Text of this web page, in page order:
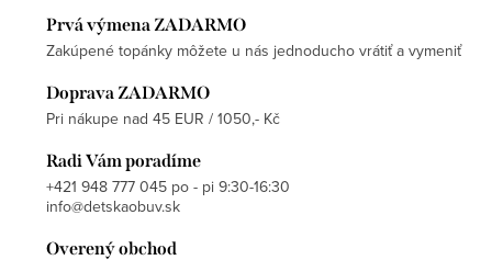
Prvá výmena ZADARMO
Zakúpené topánky môžete u nás jednoducho vrátiť a vymeniť
Doprava ZADARMO
Pri nákupe nad 45 EUR / 1050,- Kč
Radi Vám poradíme
+421 948 777 045 po - pi 9:30-16:30
info@detskaobuv.sk
Overený obchod